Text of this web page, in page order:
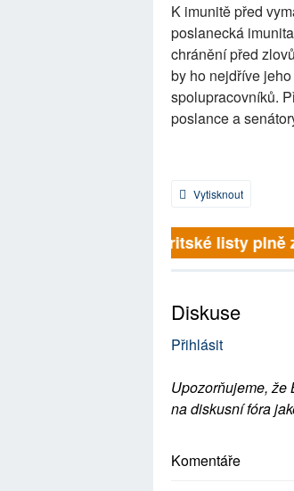
K imunitě před
poslanecká
chránění před
by ho nejdříve
spolupracovníků.
poslance a
Vytisknout
Britské listy plně
Diskuse
Přihlásit
Upozorňujeme, že
na diskusní fóra
Komentáře